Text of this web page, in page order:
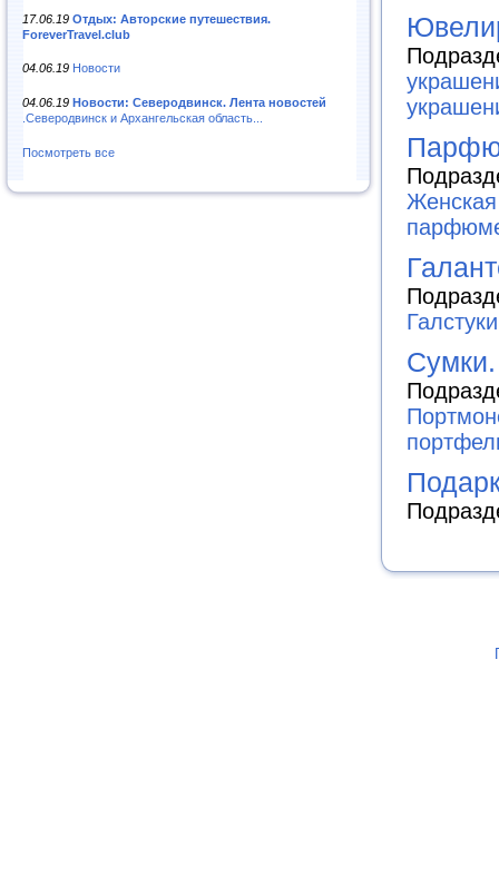
17.06.19 Отдых: Авторские путешествия.
ForeverTravel.club
04.06.19 Новости
04.06.19 Новости: Северодвинск. Лента новостей
.Северодвинск и Архангельская область...
Посмотреть все
Женская
Галстуки